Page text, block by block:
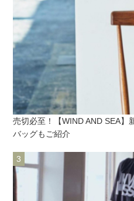
売切必至！【WIND AND SEA】
バッグもご紹介